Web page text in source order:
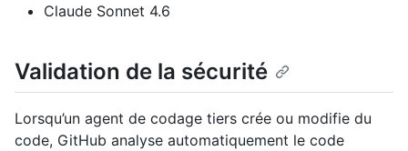
Claude Sonnet 4.6
Validation de la sécurité
Lorsqu’un agent de codage tiers crée ou modifie du
code, GitHub analyse automatiquement le code